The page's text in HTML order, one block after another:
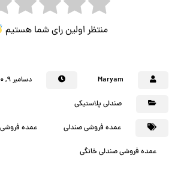
منتظر اولین رای شما هستیم
Maryam دسامبر ۹, ۲۰۲۰
صندلی پلاستیکی
عمده فروشی صندلی عمده
عمده فروشی صندلی خانگی